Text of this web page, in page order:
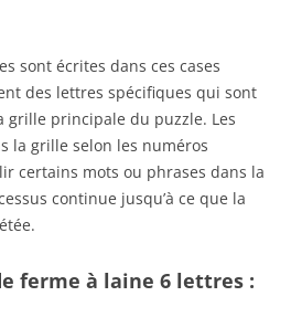
sont écrites dans ces cases
des lettres spécifiques qui sont
grille principale du puzzle. Les
la grille selon les numéros
certains mots ou phrases dans la
continue jusqu’à ce que la
ferme à laine 6 lettres :